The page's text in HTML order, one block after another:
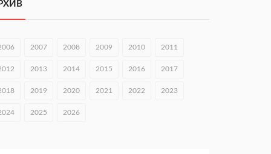
Городец подписал соглашения с Кара-Кулем и
вырос в 1,9 раза
В Нижнем Новгороде открыли фестиваль «Семья
2007 2008 2009 2010 2011
2013 2014 2015 2016 2017
2019 2020 2021 2022 2023
2025 2026